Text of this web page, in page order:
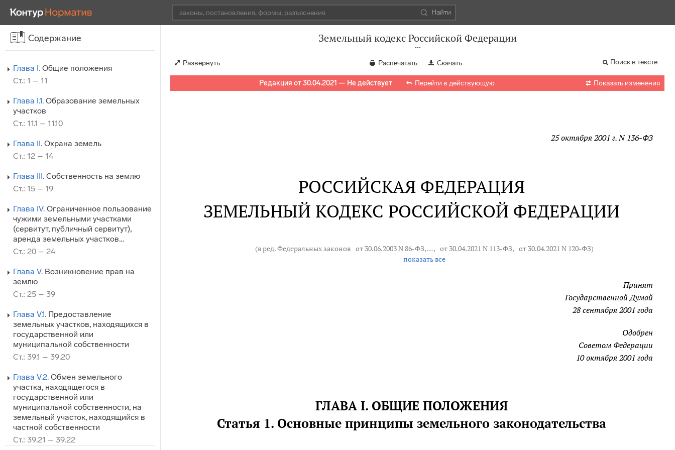
Найти
Содержание
Глава I. Общие положения
Ст.: 1 – 11
Глава I.1. Образование земельных
участков
Ст.: 11.1 – 11.10
Глава II. Охрана земель
Ст.: 12 – 14
Глава III. Собственность на землю
Ст.: 15 – 19
Глава IV. Ограниченное пользование
чужими земельными участками
(сервитут, публичный сервитут),
аренда земельных участков…
Ст.: 20 – 24
Глава V. Возникновение прав на
землю
Ст.: 25 – 39
Глава V.1. Предоставление
земельных участков, находящихся в
государственной или
муниципальной собственности
Ст.: 39.1 – 39.20
Глава V.2. Обмен земельного
участка, находящегося в
государственной или
муниципальной собственности, на
земельный участок, находящийся в
частной собственности
Ст.: 39.21 – 39.22
Земельный кодекс Российской Федерации
Развернуть Распечатать Скачать Поиск в тексте
Редакция от 30.04.2021 — Не действует Перейти в действующую  Показать изменения
25 октября 2001 г. N 136-ФЗ
РОССИЙСКАЯ ФЕДЕРАЦИЯ
ЗЕМЕЛЬНЫЙ КОДЕКС РОССИЙСКОЙ ФЕДЕРАЦИИ
(в ред. Федеральных законов от 30.06.2003 N 86-ФЗ, … , от 30.04.2021 N 113-ФЗ, от 30.04.2021 N 120-ФЗ)
показать все
Принят
Государственной Думой
28 сентября 2001 года
Одобрен
Советом Федерации
10 октября 2001 года
ГЛАВА I. ОБЩИЕ ПОЛОЖЕНИЯ
Статья 1. Основные принципы земельного законодательства